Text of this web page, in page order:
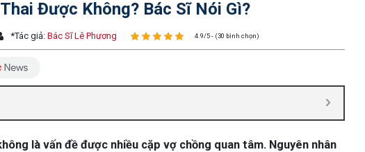
Được Không? Bác Sĩ Nói Gì?
*Tác giả: Bác Sĩ Lê Phương 4.9/5 - (30 bình chọn)
là vấn đề được nhiều cặp vợ chồng quan tâm. Nguyên nhân